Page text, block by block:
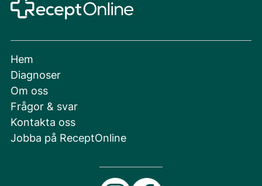
Hem
Diagnoser
Om oss
Frågor & svar
Kontakta oss
Jobba på ReceptOnline